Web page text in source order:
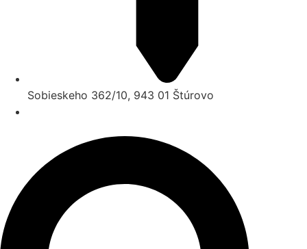
Sobieskeho 362/10, 943 01 Štúrovo